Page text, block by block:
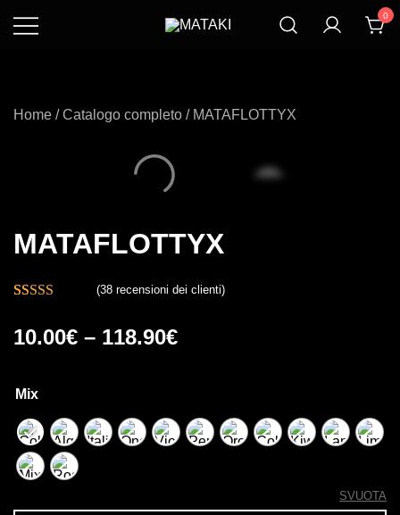
0
Home /Catalogo completo / MATAFLOTTYX
MATAFLOTTYX
4.84 su 5 su
(38recensioni dei clienti)
10.00€ – 118.90€
Mix
SVUOTA